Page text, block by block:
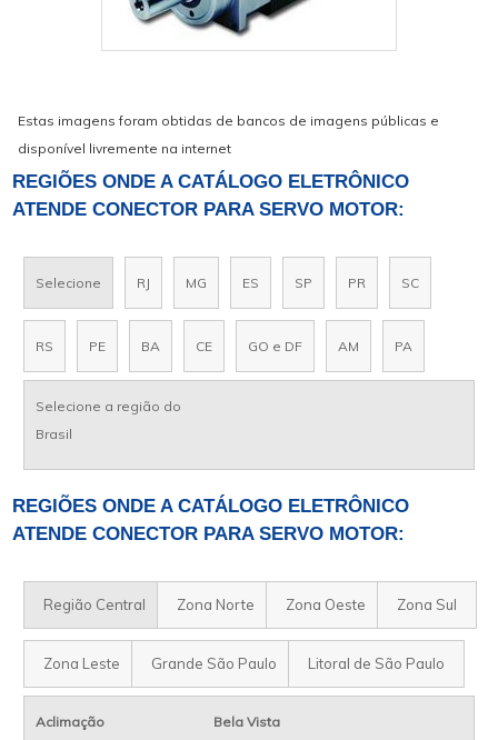
Estas imagens foram obtidas de bancos de imagens públicas e
disponível livremente na internet
REGIÕES ONDE A CATÁLOGO ELETRÔNICO
ATENDE CONECTOR PARA SERVO MOTOR:
Selecione RJ MG ES SP PR SC
RS PE BA CE GO e DF AM PA
Selecione a região do
Brasil
REGIÕES ONDE A CATÁLOGO ELETRÔNICO
ATENDE CONECTOR PARA SERVO MOTOR:
Região Central Zona Norte Zona Oeste Zona Sul
Zona Leste Grande São Paulo Litoral de São Paulo
Aclimação
Bela Vista